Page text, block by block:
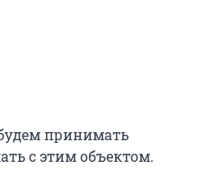
принимать
с этим объектом.